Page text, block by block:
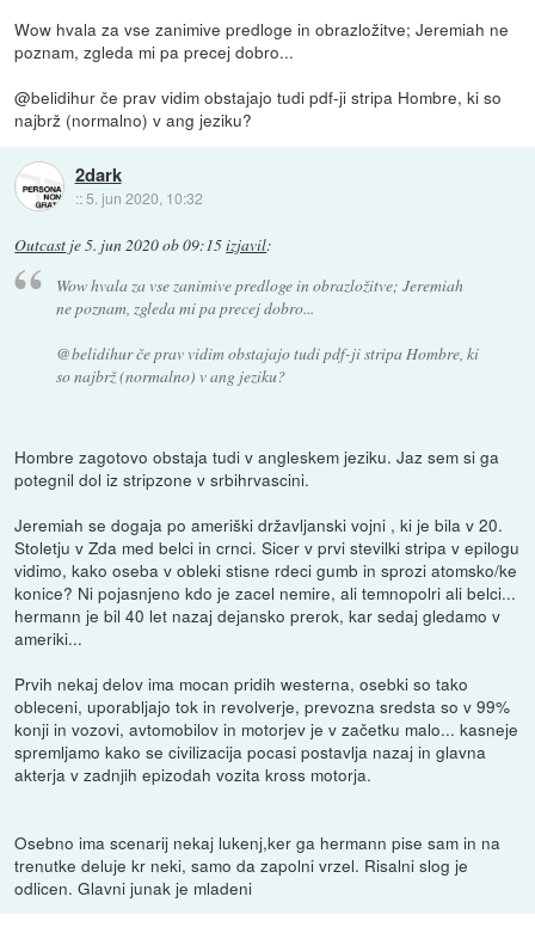
Wow hvala za vse zanimive predloge in obrazložitve; Jeremiah ne
poznam, zgleda mi pa precej dobro...
@belidihur če prav vidim obstajajo tudi pdf-ji stripa Hombre, ki so
najbrž (normalno) v ang jeziku?
2dark
:: 5. jun 2020, 10:32
Outcast je5. jun 2020 ob 09:15izjavil:
Wow hvala za vse zanimive predloge in obrazložitve; Jeremiah
ne poznam, zgleda mi pa precej dobro...
@belidihur če prav vidim obstajajo tudi pdf-ji stripa Hombre, ki
so najbrž (normalno) v ang jeziku?
Hombre zagotovo obstaja tudi v angleskem jeziku. Jaz sem si ga
potegnil dol iz stripzone v srbihrvascini.
Jeremiah se dogaja po ameriški državljanski vojni , ki je bila v 20.
Stoletju v Zda med belci in crnci. Sicer v prvi stevilki stripa v epilogu
vidimo, kako oseba v obleki stisne rdeci gumb in sprozi atomsko/ke
konice? Ni pojasnjeno kdo je zacel nemire, ali temnopolri ali belci...
hermann je bil 40 let nazaj dejansko prerok, kar sedaj gledamo v
ameriki...
Prvih nekaj delov ima mocan pridih westerna, osebki so tako
obleceni, uporabljajo tok in revolverje, prevozna sredsta so v 99%
konji in vozovi, avtomobilov in motorjev je v začetku malo... kasneje
spremljamo kako se civilizacija pocasi postavlja nazaj in glavna
akterja v zadnjih epizodah vozita kross motorja.
Osebno ima scenarij nekaj lukenj,ker ga hermann pise sam in na
trenutke deluje kr neki, samo da zapolni vrzel. Risalni slog je
odlicen. Glavni junak je mladeni